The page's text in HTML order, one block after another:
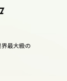
最大級の